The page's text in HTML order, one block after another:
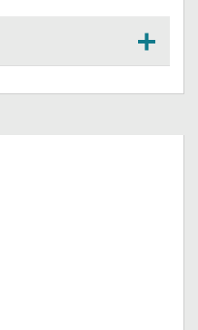
tilhører en annen
feilen.